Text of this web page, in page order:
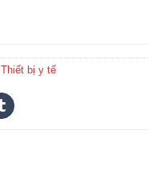
Thiết bị y tế